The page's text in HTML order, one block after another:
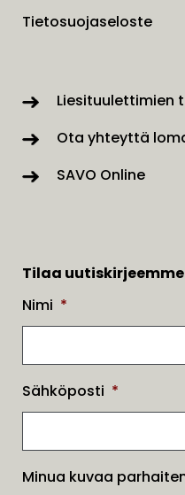
Tietosuojaseloste
Liesituulettimien
Ota yhteyttä
SAVO Online
Tilaa uutiskirjeemme
Nimi *
Sähköposti *
Minua kuvaa